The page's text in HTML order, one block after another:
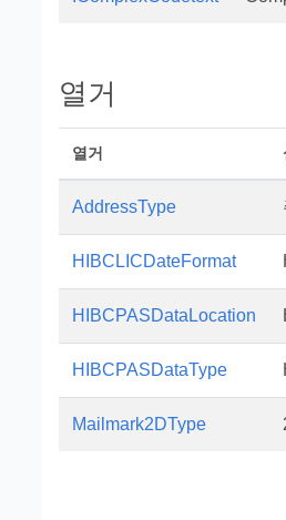
열거
열거
AddressType
HIBCLICDateFormat
HIBCPASDataLocation
HIBCPASDataType
Mailmark2DType